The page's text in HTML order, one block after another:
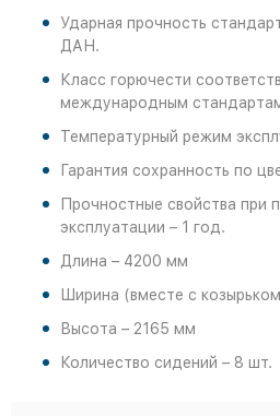
Ударная прочность
ДАН.
Класс горючести
международным
Температурный режим
Гарантия сохранность по
Прочностные свойства при
эксплуатации – 1 год.
Длина – 4200 мм
Ширина (вместе с
Высота – 2165 мм
Количество сидений – 8 шт.